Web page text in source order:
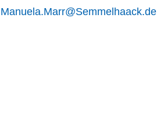
Manuela.Marr@Semmelhaack.de